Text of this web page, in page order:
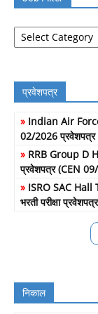
Job
Filter
प्रवेशपत्र
» Indian Air
02/2026 प्रवेशपत्र
» RRB Group D
प्रवेशपत्र (CEN
» ISRO SAC Hall
भरती परीक्षा प्रवेशपत्र
निकाल